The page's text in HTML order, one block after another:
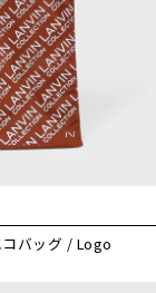
バッグ / Logo